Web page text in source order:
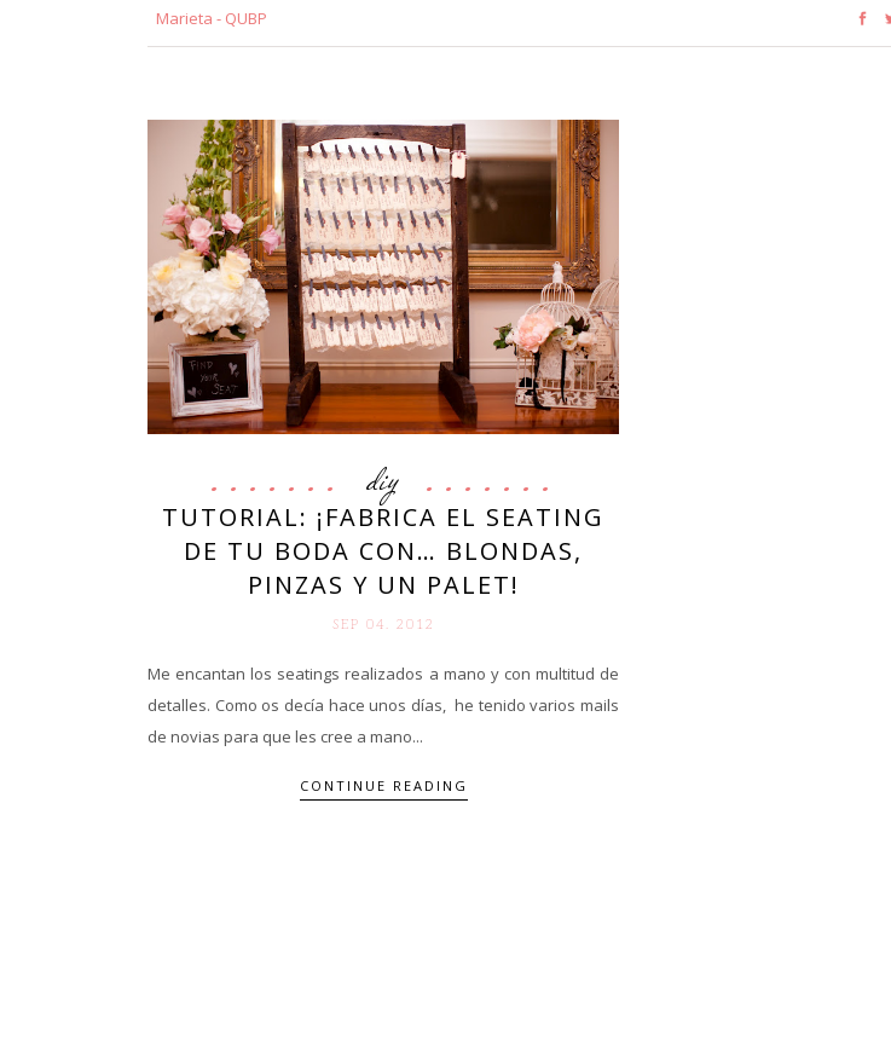
Marieta - QUBP
diy
TUTORIAL: ¡FABRICA EL SEATING
DE TU BODA CON… BLONDAS,
PINZAS Y UN PALET!
SEP 04. 2012
Me encantan los seatings realizados a mano y con multitud de
detalles. Como os decía hace unos días, he tenido varios mails
de novias para que les cree a mano...
CONTINUE READING